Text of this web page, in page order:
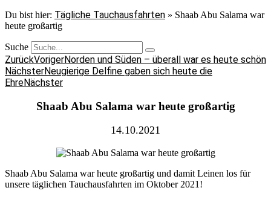
Du bist hier: Tägliche Tauchausfahrten » Shaab Abu Salama war
heute großartig
Suche
ZurückVorigerNorden und Süden – überall war es heute schön
NächsterNeugierige Delfine gaben sich heute die
EhreNächster
Shaab Abu Salama war heute großartig
14.10.2021
Shaab Abu Salama war heute großartig und damit Leinen los für
unsere täglichen Tauchausfahrten im Oktober 2021!